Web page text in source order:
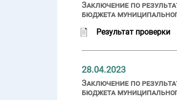
Заключение по
бюджета
Результат проверки
28.04.2023
Заключение по
бюджета